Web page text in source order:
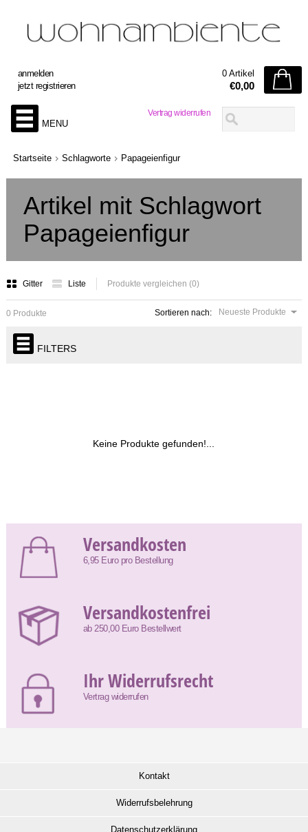
Vertrag widerrufen
anmelden
jetzt registrieren
0 Artikel
€0,00
MENU
Startseite Schlagworte Papageienfigur
Artikel mit Schlagwort
Papageienfigur
Gitter Liste Produkte vergleichen (0)
Sortieren nach: Neueste Produkte
0 Produkte
FILTERS
Keine Produkte gefunden!...
Versandkosten
6,95 Euro pro Bestellung
Versandkostenfrei
ab 250,00 Euro Bestellwert
Ihr Widerrufsrecht
Vertrag widerrufen
Kontakt
Widerrufsbelehrung
Datenschutzerklärung